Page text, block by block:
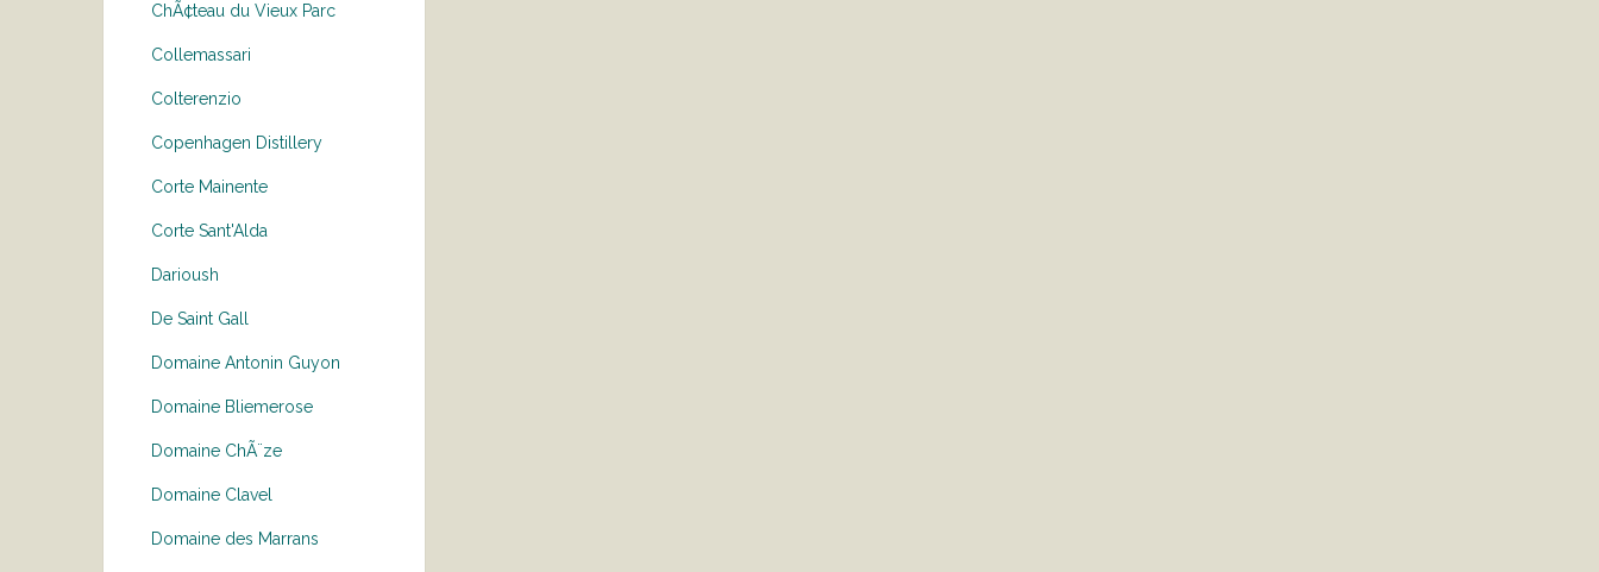
ChÃ¢teau du Vieux Parc
Collemassari
Colterenzio
Copenhagen Distillery
Corte Mainente
Corte Sant'Alda
Darioush
De Saint Gall
Domaine Antonin Guyon
Domaine Bliemerose
Domaine ChÃ¨ze
Domaine Clavel
Domaine des Marrans